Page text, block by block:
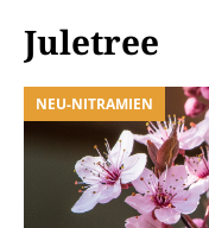
Juletree
NEU-NITRAMIEN